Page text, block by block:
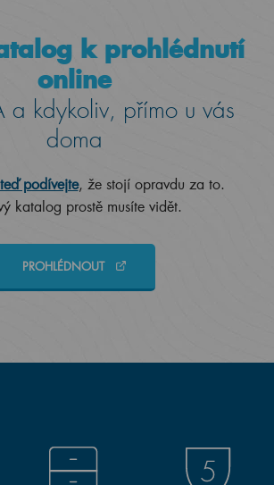
k prohlédnutí
online
a kdykoliv, přímo u vás
doma
teď podívejte, že stojí opravdu za to.
katalog prostě musíte vidět.
PROHLÉDNOUT